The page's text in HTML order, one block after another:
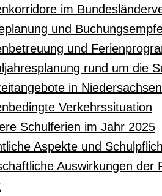
im
und
und
rund um die
in
Verkehrssituation
Schulferien im Jahr 2025
Aspekte und
Auswirkungen der